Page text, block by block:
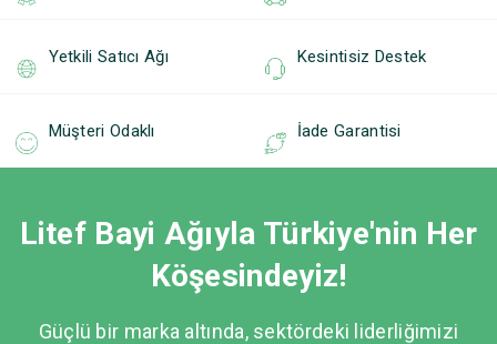
Yetkili Satıcı Ağı Kesintisiz Destek
Müşteri Odaklı İade Garantisi
Litef Bayi Ağıyla Türkiye'nin Her
Köşesindeyiz!
Güçlü bir marka altında, sektördeki liderliğimizi